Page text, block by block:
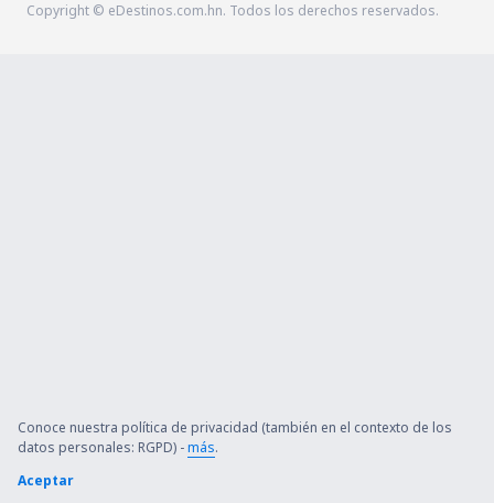
Copyright © eDestinos.com.hn. Todos los derechos reservados.
Conoce nuestra política de privacidad (también en el contexto de los
datos personales: RGPD) -más.
Aceptar